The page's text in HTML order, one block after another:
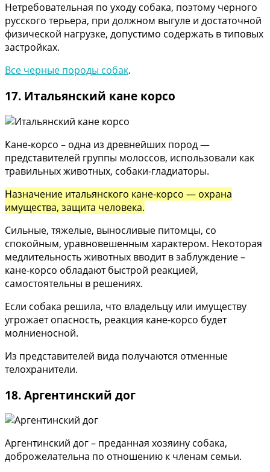
Нетребовательная по уходу собака, поэтому черного
русского терьера, при должном выгуле и достаточной
физической нагрузке, допустимо содержать в типовых
застройках.
Все черные породы собак.
17. Итальянский кане корсо
Кане-корсо – одна из древнейших пород —
представителей группы молоссов, использовали как
травильных животных, собаки-гладиаторы.
Назначение итальянского кане-корсо — охрана
имущества, защита человека.
Сильные, тяжелые, выносливые питомцы, со
спокойным, уравновешенным характером. Некоторая
медлительность животных вводит в заблуждение –
кане-корсо обладают быстрой реакцией,
самостоятельны в решениях.
Если собака решила, что владельцу или имуществу
угрожает опасность, реакция кане-корсо будет
молниеносной.
Из представителей вида получаются отменные
телохранители.
18. Аргентинский дог
Аргентинский дог – преданная хозяину собака,
доброжелательна по отношению к членам семьи.